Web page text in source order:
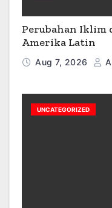
Perubahan Iklim
Amerika Latin
Aug 7, 2026
UNCATEGORIZED